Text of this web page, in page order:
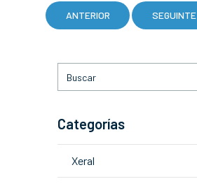
ANTERIOR SEGUINTE
Categorías
Xeral